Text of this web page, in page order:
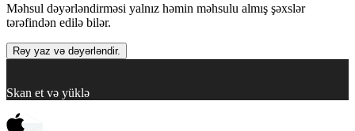
Məhsul dəyərləndirməsi yalnız həmin məhsulu almış şəxslər
tərəfindən edilə bilər.
Rəy yaz və dəyərləndir.
Skan et və yüklə